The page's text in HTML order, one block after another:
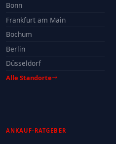
Bonn
Frankfurt am Main
Bochum
Berlin
Düsseldorf
Alle Standorte
ANKAUF-RATGEBER